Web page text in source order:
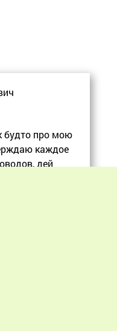
будто про мою
каждое
дей